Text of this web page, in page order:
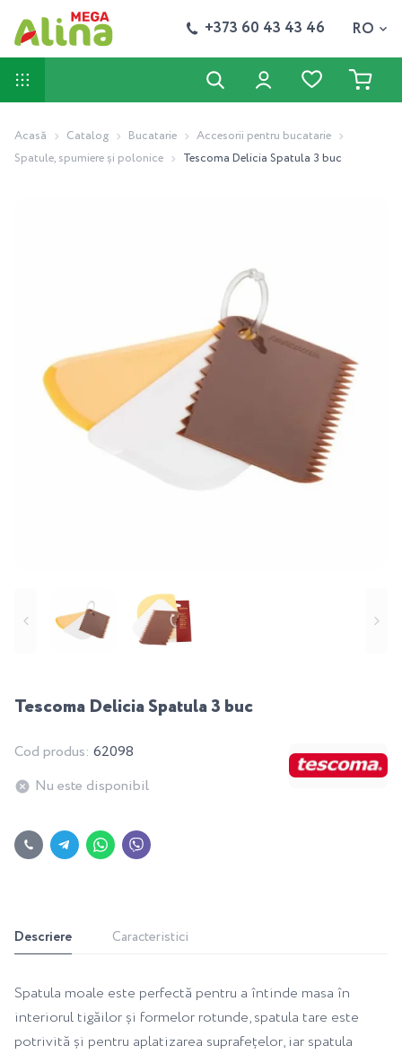
+373 60 43 43 46 RO
Acasă Catalog Bucatarie
Accesorii pentru bucatarie
Spatule, spumiere și polonice
Tescoma Delicia Spatula 3 buc
Tescoma Delicia Spatula 3 buc
Cod produs: 62098
Nu este disponibil
Descriere Caracteristici
Spatula moale este perfectă pentru a întinde masa în
interiorul tigăilor și formelor rotunde, spatula tare este
potrivită și pentru aplatizarea suprafețelor, iar spatula